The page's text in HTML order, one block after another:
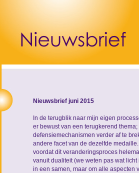
Nieuwsbrief juni 2015
In de terugblik naar mijn eigen
er bewust van een terugkerend
defensiemechanismen verder af te
andere facet van de dezelfde
voordat dit veranderingsproces
vanuit dualiteit (we weten pas wat
in een samen, maar om alle aspecten